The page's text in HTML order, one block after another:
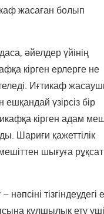
жасаған болып
әйелдер үйінің
кірген ерлерге не
Иғтикаф
үзірсіз бір
кірген адам
Шариғи қажеттілік
шығуға рұқсат
тізгіндеудегі
құлшылық ету